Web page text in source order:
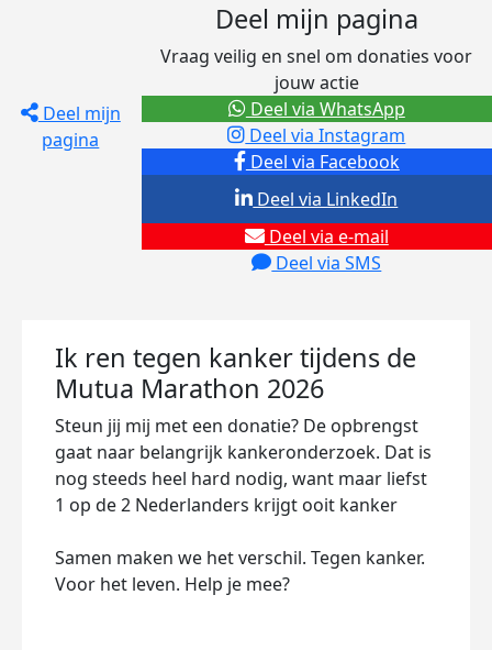
Deel mijn
pagina
Deel mijn pagina
Vraag veilig en snel om donaties voor
jouw actie
Deel via Facebook
Deel via Instagram
Deel via e-mail
Deel via SMS
Deel via LinkedIn
Deel via WhatsApp
Ik ren tegen kanker tijdens de
Mutua Marathon 2026
Steun jij mij met een donatie? De opbrengst
gaat naar belangrijk kankeronderzoek. Dat is
nog steeds heel hard nodig, want maar liefst
1 op de 2 Nederlanders krijgt ooit kanker
Samen maken we het verschil. Tegen kanker.
Voor het leven. Help je mee?